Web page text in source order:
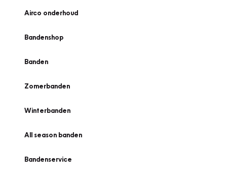
Airco onderhoud
Bandenshop
Banden
Zomerbanden
Winterbanden
All season banden
Bandenservice